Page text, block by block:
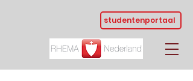
studentenportaal